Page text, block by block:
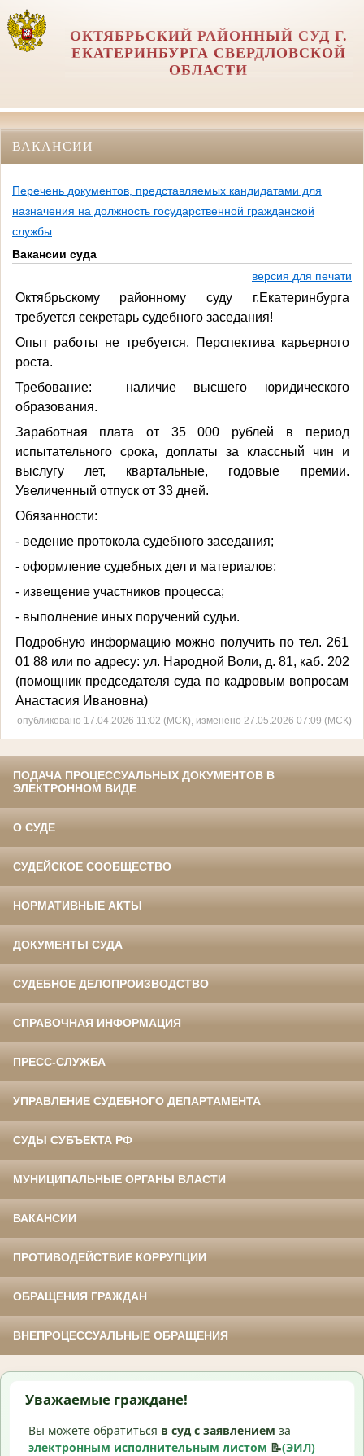
ОКТЯБРЬСКИЙ РАЙОННЫЙ СУД Г.
ЕКАТЕРИНБУРГА СВЕРДЛОВСКОЙ
ОБЛАСТИ
ВАКАНСИИ
Перечень документов, представляемых кандидатами для
назначения на должность государственной гражданской
службы
Вакансии суда
версия для печати
Октябрьскому районному суду г.Екатеринбурга
требуется секретарь судебного заседания!
Опыт работы не требуется. Перспектива карьерного
роста.
Требование: наличие высшего юридического
образования.
Заработная плата от 35 000 рублей в период
испытательного срока, доплаты за классный чин и
выслугу лет, квартальные, годовые премии.
Увеличенный отпуск от 33 дней.
Обязанности:
- ведение протокола судебного заседания;
- оформление судебных дел и материалов;
- извещение участников процесса;
- выполнение иных поручений судьи.
Подробную информацию можно получить по тел. 261
01 88 или по адресу: ул. Народной Воли, д. 81, каб. 202
(помощник председателя суда по кадровым вопросам
Анастасия Ивановна)
опубликовано 17.04.2026 11:02 (МСК), изменено 27.05.2026 07:09 (МСК)
ПОДАЧА ПРОЦЕССУАЛЬНЫХ ДОКУМЕНТОВ В
ЭЛЕКТРОННОМ ВИДЕ
О СУДЕ
СУДЕЙСКОЕ СООБЩЕСТВО
НОРМАТИВНЫЕ АКТЫ
ДОКУМЕНТЫ СУДА
СУДЕБНОЕ ДЕЛОПРОИЗВОДСТВО
СПРАВОЧНАЯ ИНФОРМАЦИЯ
ПРЕСС-СЛУЖБА
УПРАВЛЕНИЕ СУДЕБНОГО ДЕПАРТАМЕНТА
СУДЫ СУБЪЕКТА РФ
МУНИЦИПАЛЬНЫЕ ОРГАНЫ ВЛАСТИ
ВАКАНСИИ
ПРОТИВОДЕЙСТВИЕ КОРРУПЦИИ
ОБРАЩЕНИЯ ГРАЖДАН
ВНЕПРОЦЕССУАЛЬНЫЕ ОБРАЩЕНИЯ
Уважаемые граждане!
Вы можете обратиться в суд с заявлением за
электронным исполнительным листом 📝(ЭИЛ)